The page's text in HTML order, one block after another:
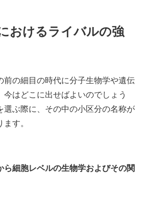
おけるライバルの強
前の細目の時代に分子生物学や遺伝
はどこに出せばよいのでしょう
選ぶ際に、その中の小区分の名称が
す。
ら細胞レベルの生物学およびその関